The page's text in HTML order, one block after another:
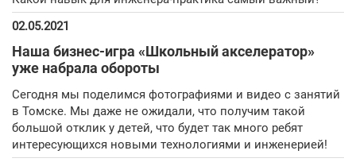
02.05.2021
Наша бизнес-игра «Школьный акселератор»
уже набрала обороты
Сегодня мы поделимся фотографиями и видео с занятий
в Томске. Мы даже не ожидали, что получим такой
большой отклик у детей, что будет так много ребят
интересующихся новыми технологиями и инженерией!